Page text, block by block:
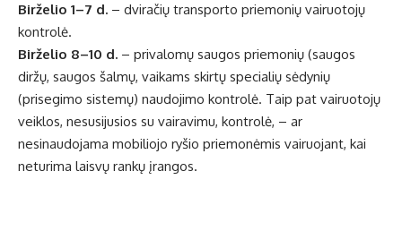
Birželio 1–7 d. – dviračių transporto priemonių vairuotojų
kontrolė.
Birželio 8–10 d. – privalomų saugos priemonių (saugos
diržų, saugos šalmų, vaikams skirtų specialių sėdynių
(prisegimo sistemų) naudojimo kontrolė. Taip pat vairuotojų
veiklos, nesusijusios su vairavimu, kontrolė, – ar
nesinaudojama mobiliojo ryšio priemonėmis vairuojant, kai
neturima laisvų rankų įrangos.